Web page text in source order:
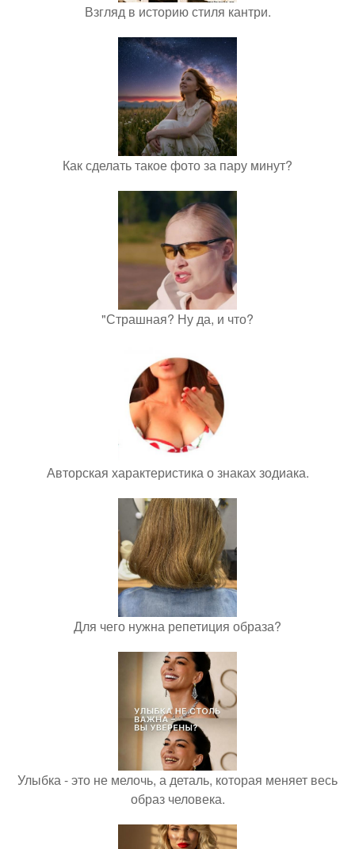
Взгляд в историю стиля кантри.
Как сделать такое фото за пару минут?
"Страшная? Ну да, и что?
Авторская характеристика о знаках зодиака.
Для чего нужна репетиция образа?
Улыбка - это не мелочь, а деталь, которая меняет весь
образ человека.